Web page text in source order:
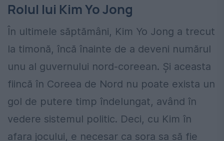
Rolul lui Kim Yo Jong
În ultimele săptămâni, Kim Yo Jong a trecut
la timonă, încă înainte de a deveni numărul
unu al guvernului nord-coreean. Şi aceasta
fiincă în Coreea de Nord nu poate exista un
gol de putere timp îndelungat, având în
vedere sistemul politic. Deci, cu Kim în
afara jocului, e necesar ca sora sa să fie